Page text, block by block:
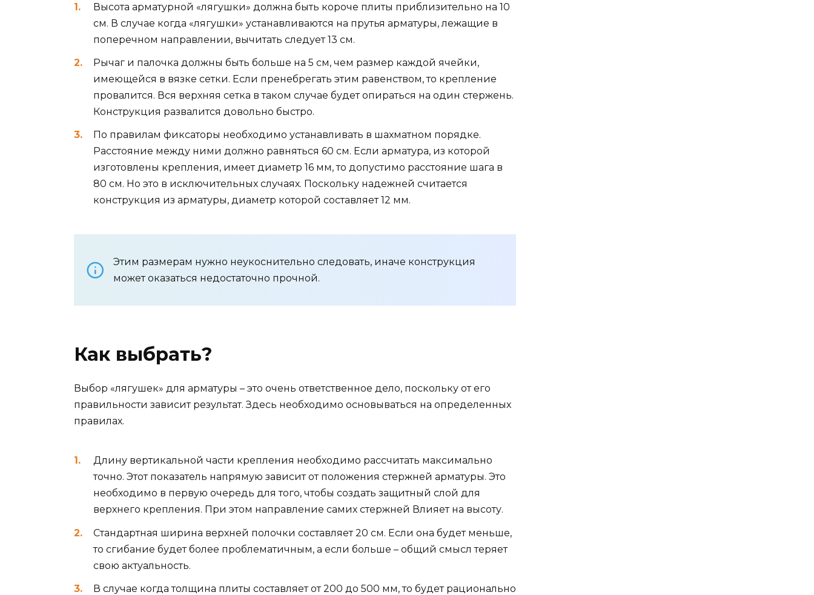
Высота арматурной «лягушки» должна быть короче плиты приблизительно на 10
см. В случае когда «лягушки» устанавливаются на прутья арматуры, лежащие в
поперечном направлении, вычитать следует 13 см.
Рычаг и палочка должны быть больше на 5 см, чем размер каждой ячейки,
имеющейся в вязке сетки. Если пренебрегать этим равенством, то крепление
провалится. Вся верхняя сетка в таком случае будет опираться на один стержень.
Конструкция развалится довольно быстро.
По правилам фиксаторы необходимо устанавливать в шахматном порядке.
Расстояние между ними должно равняться 60 см. Если арматура, из которой
изготовлены крепления, имеет диаметр 16 мм, то допустимо расстояние шага в
80 см. Но это в исключительных случаях. Поскольку надежней считается
конструкция из арматуры, диаметр которой составляет 12 мм.
Этим размерам нужно неукоснительно следовать, иначе конструкция
может оказаться недостаточно прочной.
Как выбрать?
Выбор «лягушек» для арматуры – это очень ответственное дело, поскольку от его
правильности зависит результат. Здесь необходимо основываться на определенных
правилах.
Длину вертикальной части крепления необходимо рассчитать максимально
точно. Этот показатель напрямую зависит от положения стержней арматуры. Это
необходимо в первую очередь для того, чтобы создать защитный слой для
верхнего крепления. При этом направление самих стержней Влияет на высоту.
Стандартная ширина верхней полочки составляет 20 см. Если она будет меньше,
то сгибание будет более проблематичным, а если больше – общий смысл теряет
свою актуальность.
В случае когда толщина плиты составляет от 200 до 500 мм, то будет рационально